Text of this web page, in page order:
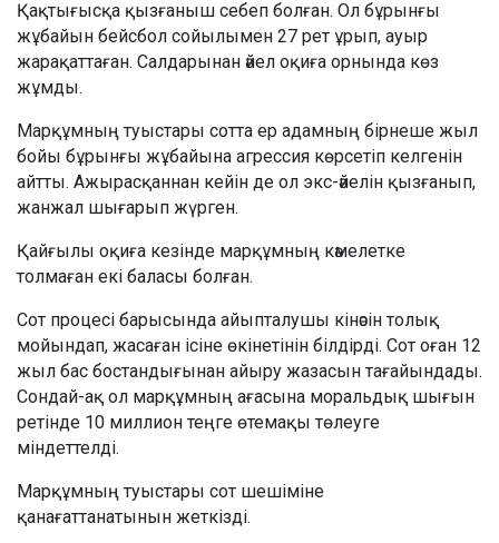
Қақтығысқа қызғаныш себеп болған. Ол бұрынғы
жұбайын бейсбол сойылымен 27 рет ұрып, ауыр
жарақаттаған. Салдарынан әйел оқиға орнында көз
жұмды.
Марқұмның туыстары сотта ер адамның бірнеше жыл
бойы бұрынғы жұбайына агрессия көрсетіп келгенін
айтты. Ажырасқаннан кейін де ол экс-әйелін қызғанып,
жанжал шығарып жүрген.
Қайғылы оқиға кезінде марқұмның кәмелетке
толмаған екі баласы болған.
Сот процесі барысында айыпталушы кінәсін толық
мойындап, жасаған ісіне өкінетінін білдірді. Сот оған 12
жыл бас бостандығынан айыру жазасын тағайындады.
Сондай-ақ ол марқұмның ағасына моральдық шығын
ретінде 10 миллион теңге өтемақы төлеуге
міндеттелді.
Марқұмның туыстары сот шешіміне
қанағаттанатынын жеткізді.